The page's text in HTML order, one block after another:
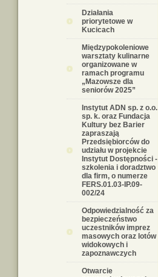
Działania
priorytetowe w
Kucicach
Międzypokoleniowe
warsztaty kulinarne
organizowane w
ramach programu
„Mazowsze dla
seniorów 2025”
Instytut ADN sp. z o.o.
sp. k. oraz Fundacja
Kultury bez Barier
zapraszają
Przedsiębiorców do
udziału w projekcie
Instytut Dostępności -
szkolenia i doradztwo
dla firm, o numerze
FERS.01.03-IP.09-
002/24
Odpowiedzialność za
bezpieczeństwo
uczestników imprez
masowych oraz lotów
widokowych i
zapoznawczych
Otwarcie